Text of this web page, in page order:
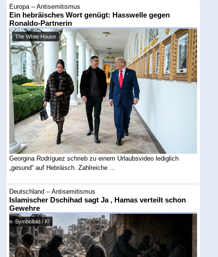
Europa -- Antisemitismus
Ein hebräisches Wort genügt: Hasswelle gegen
Ronaldo-Partnerin
The White House
Georgina Rodríguez schrieb zu einem Urlaubsvideo lediglich
„gesund“ auf Hebräisch. Zahlreiche ...
Deutschland -- Antisemitismus
Islamischer Dschihad sagt Ja , Hamas verteilt schon
Gewehre
Symbolbild / KI